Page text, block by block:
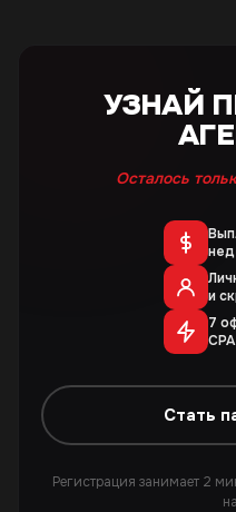
УЗНАЙ
Осталось
и
7
Стать
Регистрация занимает 2